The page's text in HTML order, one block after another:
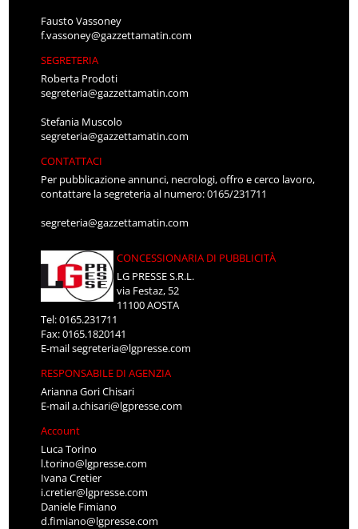
Fausto Vassoney
f.vassoney@gazzettamatin.com
SEGRETERIA
Roberta Prodoti
segreteria@gazzettamatin.com
Stefania Muscolo
segreteria@gazzettamatin.com
CONTATTACI
Per pubblicazione annunci, necrologi, offro e cerco lavoro,
contattare la segreteria al numero: 0165/231711
segreteria@gazzettamatin.com
CONCESSIONARIA DI PUBBLICITÀ
LG PRESSE S.R.L.
via Festaz, 52
11100 AOSTA
Tel: 0165.231711
Fax: 0165.1820141
E-mailsegreteria@lgpresse.com
RESPONSABILE DI AGENZIA
Arianna Gori Chisari
E-maila.chisari@lgpresse.com
Account
Luca Torino
l.torino@lgpresse.com
Ivana Cretier
i.cretier@lgpresse.com
Daniele Fimiano
d.fimiano@lgpresse.com